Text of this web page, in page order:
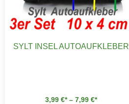
SYLT INSEL AUTOAUFKLEBER
3,99 € – 7,99 €